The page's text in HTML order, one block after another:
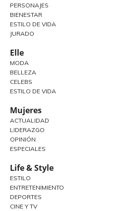
PERSONAJES
BIENESTAR
ESTILO DE VIDA
JURADO
Elle
MODA
BELLEZA
CELEBS
ESTILO DE VIDA
Mujeres
ACTUALIDAD
LIDERAZGO
OPINIÓN
ESPECIALES
Life & Style
ESTILO
ENTRETENIMIENTO
DEPORTES
CINE Y TV